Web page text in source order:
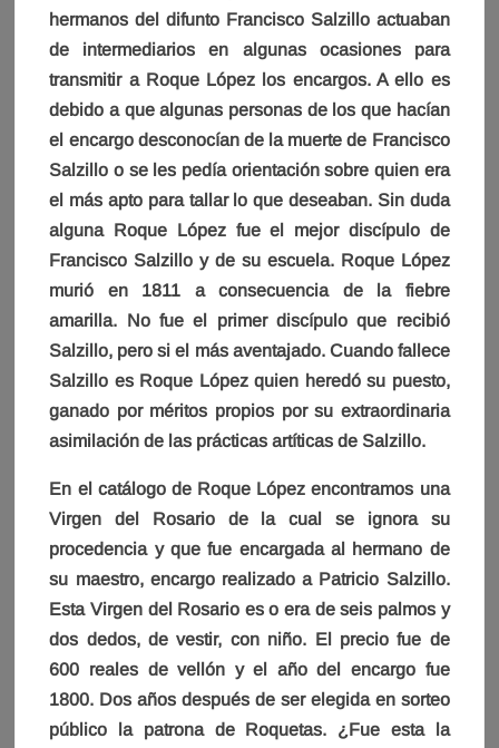
hermanos del difunto Francisco Salzillo actuaban
de intermediarios en algunas ocasiones para
transmitir a Roque López los encargos. A ello es
debido a que algunas personas de los que hacían
el encargo desconocían de la muerte de Francisco
Salzillo o se les pedía orientación sobre quien era
el más apto para tallar lo que deseaban. Sin duda
alguna Roque López fue el mejor discípulo de
Francisco Salzillo y de su escuela. Roque López
murió en 1811 a consecuencia de la fiebre
amarilla. No fue el primer discípulo que recibió
Salzillo, pero si el más aventajado. Cuando fallece
Salzillo es Roque López quien heredó su puesto,
ganado por méritos propios por su extraordinaria
asimilación de las prácticas artíticas de Salzillo.
En el catálogo de Roque López encontramos una
Virgen del Rosario de la cual se ignora su
procedencia y que fue encargada al hermano de
su maestro, encargo realizado a Patricio Salzillo.
Esta Virgen del Rosario es o era de seis palmos y
dos dedos, de vestir, con niño. El precio fue de
600 reales de vellón y el año del encargo fue
1800. Dos años después de ser elegida en sorteo
público la patrona de Roquetas. ¿Fue esta la